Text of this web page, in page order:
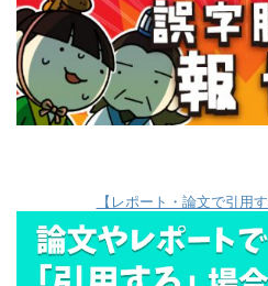
【レポート・論文で引用